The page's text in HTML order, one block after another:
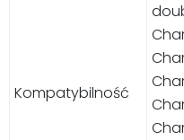
Kompatybilność